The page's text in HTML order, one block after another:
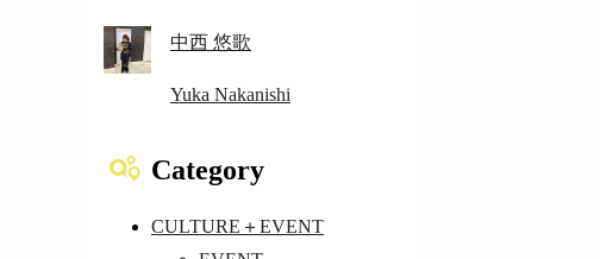
中西 悠歌
Yuka Nakanishi
Category
CULTURE＋EVENT